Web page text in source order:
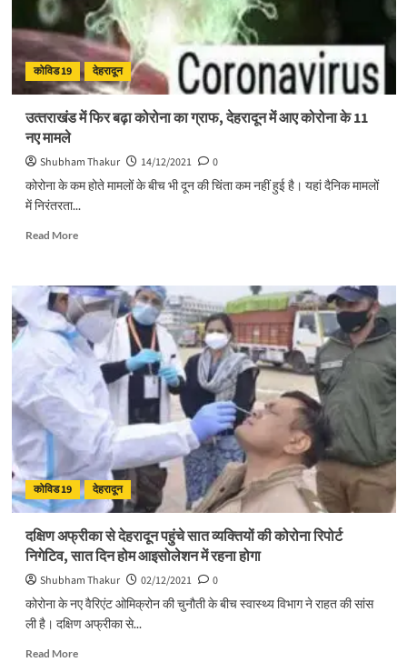
आए
सबसे
ज्यादा
मामले
कोविड 19 देहरादून
उत्‍तराखंड में फिर बढ़ा कोरोना का ग्राफ, देहरादून में आए कोरोना के 11
नए मामले
Shubham Thakur 14/12/2021
0
कोरोना के कम होते मामलों के बीच भी दून की चिंता कम नहीं हुई है। यहां दैनिक मामलों
में निरंतरता...
Read MoreRead
उत्‍तराखंड
में
फिर
बढ़ा
कोरोना
ग्राफ,
देहरादून
कोरोना
के
11
नए
मामले
कोविड 19 देहरादून
दक्षिण अफ्रीका से देहरादून पहुंचे सात व्यक्तियों की कोरोना रिपोर्ट
निगेटिव, सात दिन होम आइसोलेशन में रहना होगा
Shubham Thakur 02/12/2021
0
कोरोना के नए वैरिएंट ओमिक्रोन की चुनौती के बीच स्वास्थ्य विभाग ने राहत की सांस
ली है। दक्षिण अफ्रीका से...
Read MoreRead